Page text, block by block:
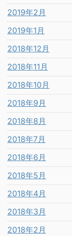
2019年2月
2019年1月
2018年12月
2018年11月
2018年10月
2018年9月
2018年8月
2018年7月
2018年6月
2018年5月
2018年4月
2018年3月
2018年2月